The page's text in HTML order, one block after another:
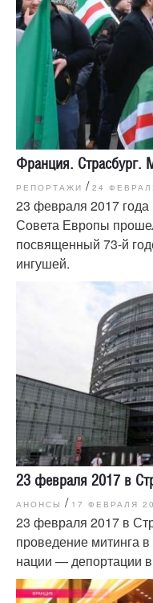
Франция. Страсбург.
РЕПОРТАЖИ / 24
23 февраля 2017
Совета Европы
посвященный 73-й
ингушей.
23 февраля 2017 в
АНОНСЫ / 17 ФЕВРАЛЯ
23 февраля 2017 в
проведение митинга
нации — депортации